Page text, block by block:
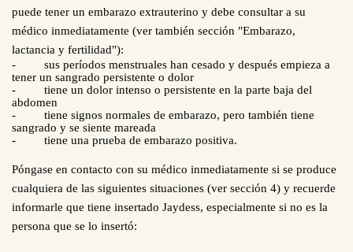
puede tener un embarazo extrauterino y debe consultar a su
médico inmediatamente (ver también sección "Embarazo,
lactancia y fertilidad"):
-
sus períodos menstruales han cesado y después empieza a
tener un sangrado persistente o dolor
-
tiene un dolor intenso o persistente en la parte baja del
abdomen
-
tiene signos normales de embarazo, pero también tiene
sangrado y se siente mareada
-
tiene una prueba de embarazo positiva.
Póngase en contacto con su médico inmediatamente si se produce
cualquiera de las siguientes situaciones (ver sección 4) y recuerde
informarle que tiene insertado Jaydess, especialmente si no es la
persona que se lo insertó: